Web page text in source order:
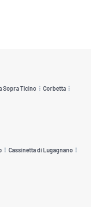
Sopra Ticino Corbetta
Cassinetta di Lugagnano